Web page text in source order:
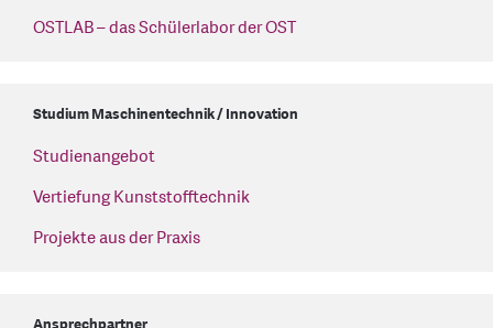
OSTLAB – das Schülerlabor der OST
Studium Maschinentechnik / Innovation
Studienangebot
Vertiefung Kunststofftechnik
Projekte aus der Praxis